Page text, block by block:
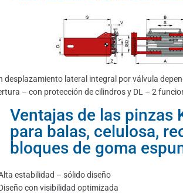
desplazamiento lateral integral por válvula
– con protección de cilindros y DL – 2
Ventajas de las pinzas
para balas, celulosa,
bloques de goma
estabilidad – sólido diseño
con visibilidad optimizada